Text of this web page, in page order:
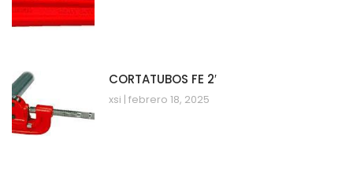
CORTATUBOS FE 2′
xsi febrero 18, 2025